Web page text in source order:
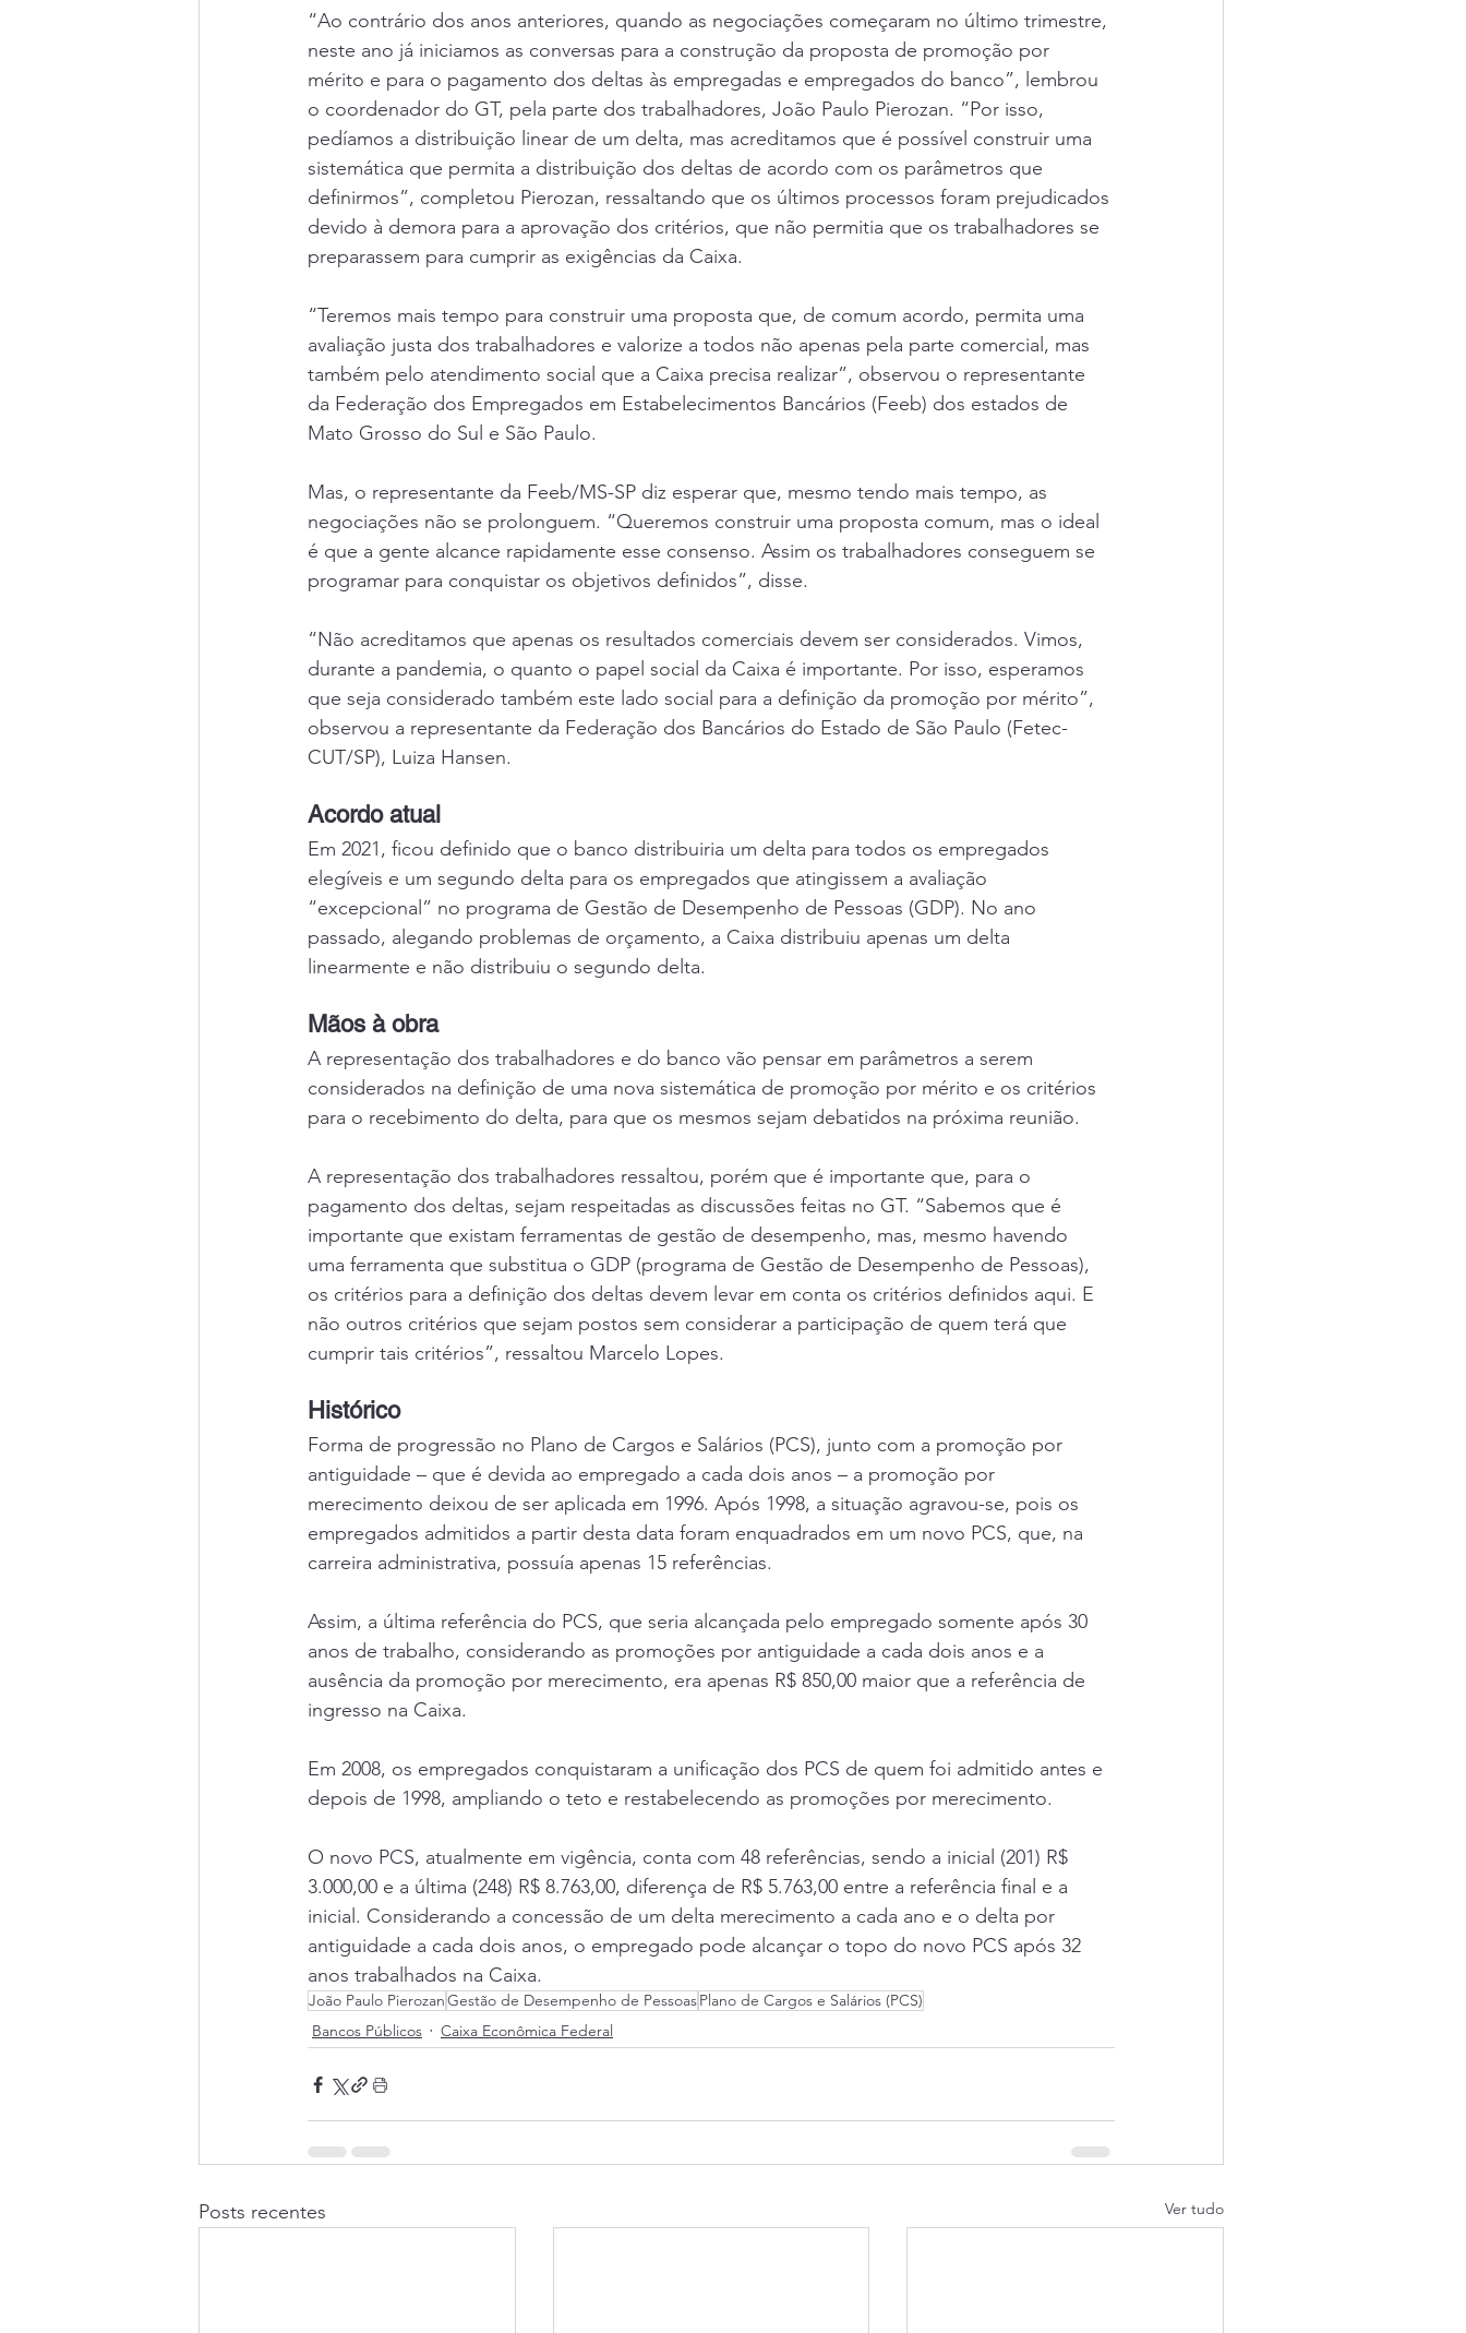
“Ao contrário dos anos anteriores, quando as negociações começaram no último trimestre,
neste ano já iniciamos as conversas para a construção da proposta de promoção por
mérito e para o pagamento dos deltas às empregadas e empregados do banco”, lembrou
o coordenador do GT, pela parte dos trabalhadores, João Paulo Pierozan. “Por isso,
pedíamos a distribuição linear de um delta, mas acreditamos que é possível construir uma
sistemática que permita a distribuição dos deltas de acordo com os parâmetros que
definirmos”, completou Pierozan, ressaltando que os últimos processos foram prejudicados
devido à demora para a aprovação dos critérios, que não permitia que os trabalhadores se
preparassem para cumprir as exigências da Caixa.
“Teremos mais tempo para construir uma proposta que, de comum acordo, permita uma
avaliação justa dos trabalhadores e valorize a todos não apenas pela parte comercial, mas
também pelo atendimento social que a Caixa precisa realizar”, observou o representante
da Federação dos Empregados em Estabelecimentos Bancários (Feeb) dos estados de
Mato Grosso do Sul e São Paulo.
Mas, o representante da Feeb/MS-SP diz esperar que, mesmo tendo mais tempo, as
negociações não se prolonguem. “Queremos construir uma proposta comum, mas o ideal
é que a gente alcance rapidamente esse consenso. Assim os trabalhadores conseguem se
programar para conquistar os objetivos definidos”, disse.
“Não acreditamos que apenas os resultados comerciais devem ser considerados. Vimos,
durante a pandemia, o quanto o papel social da Caixa é importante. Por isso, esperamos
que seja considerado também este lado social para a definição da promoção por mérito”,
observou a representante da Federação dos Bancários do Estado de São Paulo (Fetec-
CUT/SP), Luiza Hansen.
Acordo atual
Em 2021, ficou definido que o banco distribuiria um delta para todos os empregados
elegíveis e um segundo delta para os empregados que atingissem a avaliação
“excepcional” no programa de Gestão de Desempenho de Pessoas (GDP). No ano
passado, alegando problemas de orçamento, a Caixa distribuiu apenas um delta
linearmente e não distribuiu o segundo delta.
Mãos à obra
A representação dos trabalhadores e do banco vão pensar em parâmetros a serem
considerados na definição de uma nova sistemática de promoção por mérito e os critérios
para o recebimento do delta, para que os mesmos sejam debatidos na próxima reunião.
A representação dos trabalhadores ressaltou, porém que é importante que, para o
pagamento dos deltas, sejam respeitadas as discussões feitas no GT. “Sabemos que é
importante que existam ferramentas de gestão de desempenho, mas, mesmo havendo
uma ferramenta que substitua o GDP (programa de Gestão de Desempenho de Pessoas),
os critérios para a definição dos deltas devem levar em conta os critérios definidos aqui. E
não outros critérios que sejam postos sem considerar a participação de quem terá que
cumprir tais critérios”, ressaltou Marcelo Lopes.
Histórico
Forma de progressão no Plano de Cargos e Salários (PCS), junto com a promoção por
antiguidade – que é devida ao empregado a cada dois anos – a promoção por
merecimento deixou de ser aplicada em 1996. Após 1998, a situação agravou-se, pois os
empregados admitidos a partir desta data foram enquadrados em um novo PCS, que, na
carreira administrativa, possuía apenas 15 referências.
Assim, a última referência do PCS, que seria alcançada pelo empregado somente após 30
anos de trabalho, considerando as promoções por antiguidade a cada dois anos e a
ausência da promoção por merecimento, era apenas R$ 850,00 maior que a referência de
ingresso na Caixa.
Em 2008, os empregados conquistaram a unificação dos PCS de quem foi admitido antes e
depois de 1998, ampliando o teto e restabelecendo as promoções por merecimento.
O novo PCS, atualmente em vigência, conta com 48 referências, sendo a inicial (201) R$
3.000,00 e a última (248) R$ 8.763,00, diferença de R$ 5.763,00 entre a referência final e a
inicial. Considerando a concessão de um delta merecimento a cada ano e o delta por
antiguidade a cada dois anos, o empregado pode alcançar o topo do novo PCS após 32
anos trabalhados na Caixa.
João Paulo PierozanGestão de Desempenho de PessoasPlano de Cargos e Salários (PCS)
Bancos Públicos
Caixa Econômica Federal
Posts recentes Ver tudo